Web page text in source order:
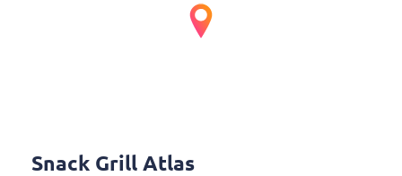
Snack Grill Atlas